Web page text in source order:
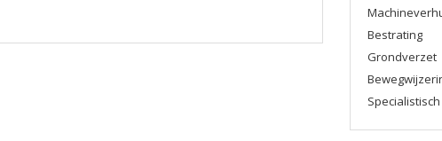
Bestrating
Grondverzet
Specialistisch